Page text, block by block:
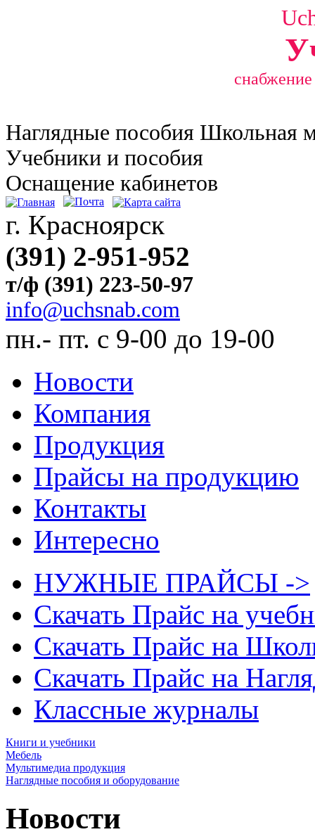
Наглядные пособия Школьная
Учебники и пособия
Оснащение кабинетов
г. Красноярск
(391) 2-951-952
т/ф (391) 223-50-97
info@uchsnab.com
пн.- пт. с 9-00 до 19-00
Новости
Компания
Продукция
Прайсы на продукцию
Контакты
Интересно
НУЖНЫЕ ПРАЙСЫ ->
Скачать Прайс на
Скачать Прайс на
Скачать Прайс на
Классные журналы
Книги и учебники
Мебель
Мультимедиа продукция
Наглядные пособия и оборудование
Новости